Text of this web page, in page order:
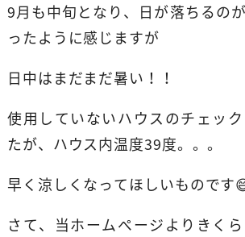
9月も中旬となり、日が落ちるの
ったように感じますが
日中はまだまだ暑い！！
使用していないハウスのチェッ
たが、ハウス内温度39度。。。
早く涼しくなってほしいものです
さて、当ホームぺージよりきく